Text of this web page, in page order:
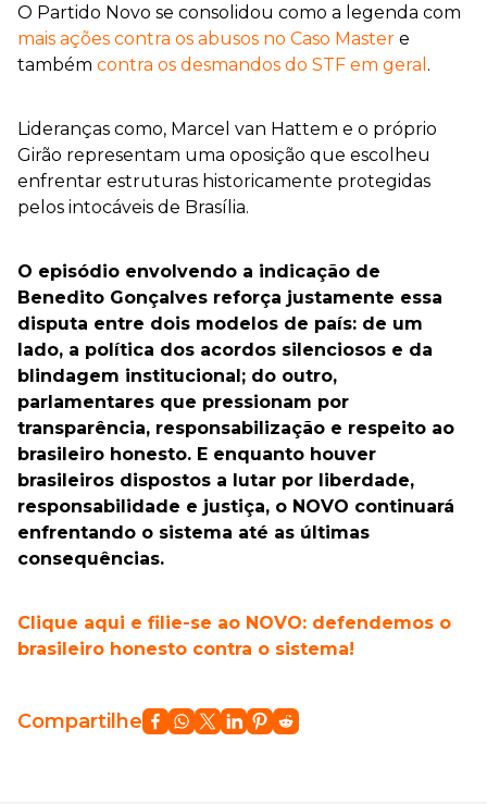
O Partido Novo se consolidou como a legenda com
mais ações contra os abusos no Caso Master e
também contra os desmandos do STF em geral .
Lideranças como, Marcel van Hattem e o próprio
Girão representam uma oposição que escolheu
enfrentar estruturas historicamente protegidas
pelos intocáveis de Brasília.
O episódio envolvendo a indicação de
Benedito Gonçalves reforça justamente essa
disputa entre dois modelos de país: de um
lado, a política dos acordos silenciosos e da
blindagem institucional; do outro,
parlamentares que pressionam por
transparência, responsabilização e respeito ao
brasileiro honesto. E enquanto houver
brasileiros dispostos a lutar por liberdade,
responsabilidade e justiça, o NOVO continuará
enfrentando o sistema até as últimas
consequências.
Clique aqui e filie-se ao NOVO: defendemos o
brasileiro honesto contra o sistema!
Compartilhe